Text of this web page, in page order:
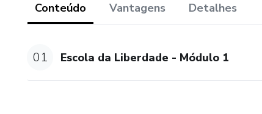
Conteúdo Vantagens Detalhes
01 Escola da Liberdade - Módulo 1